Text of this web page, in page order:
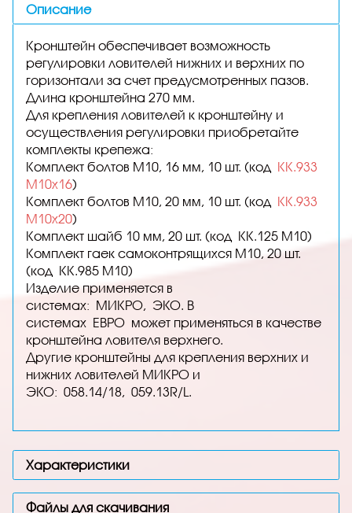
Описание
Кронштейн обеспечивает возможность
регулировки ловителей нижних и верхних по
горизонтали за счет предусмотренных пазов.
Длина кронштейна 270 мм.
Для крепления ловителей к кронштейну и
осуществления регулировки приобретайте
комплекты крепежа:
Комплект болтов М10, 16 мм, 10 шт. (код КК.933
М10х16)
Комплект болтов М10, 20 мм, 10 шт. (код КК.933
М10х20)
Комплект шайб 10 мм, 20 шт. (код КК.125 М10)
Комплект гаек самоконтрящихся М10, 20 шт.
(код КК.985 М10)
Изделие применяется в
системах: МИКРО,
ЭКО. В
системах ЕВРО может применяться в качестве
кронштейна ловителя верхнего.
Другие кронштейны для крепления верхних и
нижних ловителей МИКРО и
ЭКО: 058.14/18, 059.13R/L.
Характеристики
Файлы для скачивания